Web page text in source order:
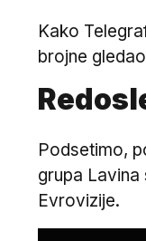
Kako
brojne
Podsetimo,
grupa
Evrovizije.